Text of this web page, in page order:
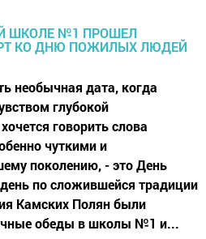
необычная дата, когда
глубокой
говорить слова
чуткими и
поколению, - это День
по сложившейся традиции
Камских Полян были
обеды в школы №1 и...